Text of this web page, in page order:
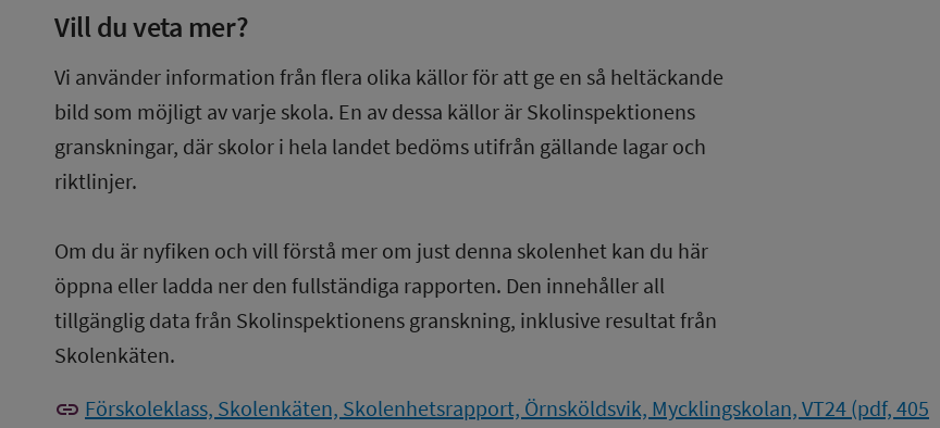
Vill du veta mer?
Vi använder information från flera olika källor för att ge en så heltäckande
bild som möjligt av varje skola. En av dessa källor är Skolinspektionens
granskningar, där skolor i hela landet bedöms utifrån gällande lagar och
riktlinjer.
Om du är nyfiken och vill förstå mer om just denna skolenhet kan du här
öppna eller ladda ner den fullständiga rapporten. Den innehåller all
tillgänglig data från Skolinspektionens granskning, inklusive resultat från
Skolenkäten.
link Förskoleklass, Skolenkäten, Skolenhetsrapport, Örnsköldsvik, Mycklingskolan, VT24 (pdf, 405